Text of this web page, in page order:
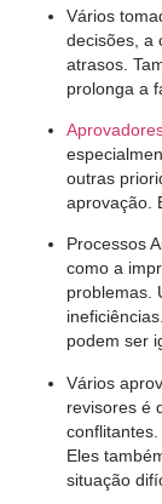
Vários
decisões, a
atrasos.
prolonga a
outras
aprovação.
Processos
como a
problemas.
podem ser
Vários
revisores é
Eles
situação